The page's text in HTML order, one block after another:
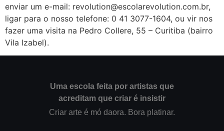
enviar um e-mail: revolution@escolarevolution.com.br,
ligar para o nosso telefone: 0 41 3077-1604, ou vir nos
fazer uma visita na Pedro Collere, 55 – Curitiba (bairro
Vila Izabel).
Uma escola feita por artistas que
acreditam que criar é insistir
Criar arte é mó daora. Bora platinar.